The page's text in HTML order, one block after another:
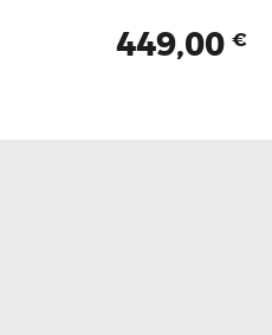
449,00 €